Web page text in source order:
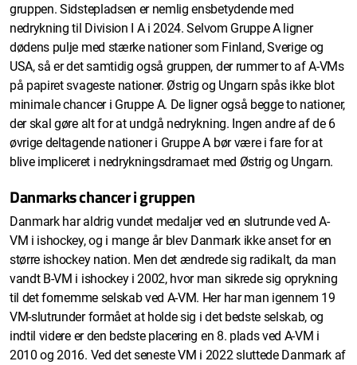
gruppen. Sidstepladsen er nemlig ensbetydende med
nedrykning til Division I A i 2024. Selvom Gruppe A ligner
dødens pulje med stærke nationer som Finland, Sverige og
USA, så er det samtidig også gruppen, der rummer to af A-VMs
på papiret svageste nationer. Østrig og Ungarn spås ikke blot
minimale chancer i Gruppe A. De ligner også begge to nationer,
der skal gøre alt for at undgå nedrykning. Ingen andre af de 6
øvrige deltagende nationer i Gruppe A bør være i fare for at
blive impliceret i nedrykningsdramaet med Østrig og Ungarn.
Danmarks chancer i gruppen
Danmark har aldrig vundet medaljer ved en slutrunde ved A-
VM i ishockey, og i mange år blev Danmark ikke anset for en
større ishockey nation. Men det ændrede sig radikalt, da man
vandt B-VM i ishockey i 2002, hvor man sikrede sig oprykning
til det fornemme selskab ved A-VM. Her har man igennem 19
VM-slutrunder formået at holde sig i det bedste selskab, og
indtil videre er den bedste placering en 8. plads ved A-VM i
2010 og 2016. Ved det seneste VM i 2022 sluttede Danmark af